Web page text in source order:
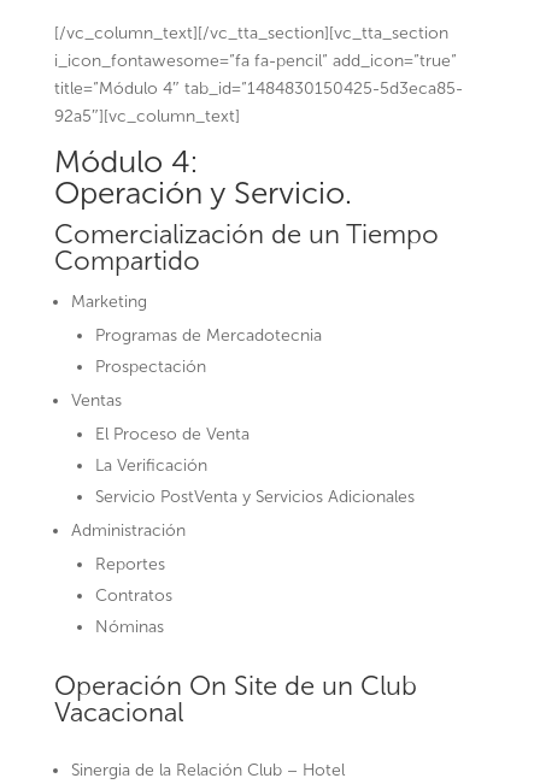
[/vc_column_text][/vc_tta_section][vc_tta_section
i_icon_fontawesome=”fa fa-pencil” add_icon=”true”
title=”Módulo 4″ tab_id=”1484830150425-5d3eca85-
92a5″][vc_column_text]
Módulo 4:
Operación y Servicio.
Comercialización de un Tiempo
Compartido
Marketing
Programas de Mercadotecnia
Prospectación
Ventas
El Proceso de Venta
La Verificación
Servicio PostVenta y Servicios Adicionales
Administración
Reportes
Contratos
Nóminas
Operación On Site de un Club
Vacacional
Sinergia de la Relación Club – Hotel